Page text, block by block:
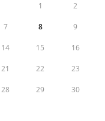
1 2
7 8 9
14 15 16
21 22 23
28 29 30